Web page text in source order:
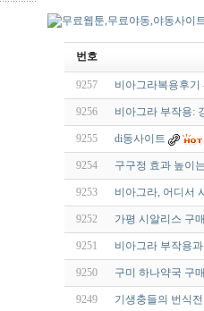
번호
9257 비아그라복용후
9256 비아그라 부작용:
9255 di동사이트
9254 구구정 효과 높이
9253 비아그라, 어디서
9252 가평 시알리스 구
9251 비아그라 부작용
9250 구미 하나약국 구
9249 기생충들의 번식